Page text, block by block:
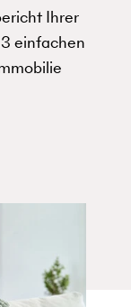
Ihrer
einfachen